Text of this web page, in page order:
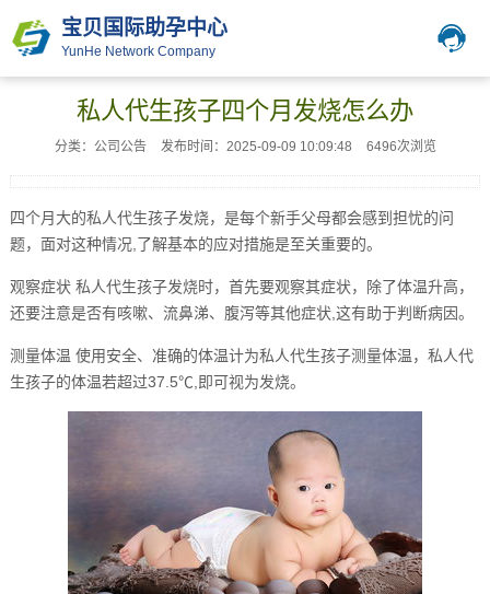
宝贝国际助孕中心
YunHe Network Company
私人代生孩子四个月发烧怎么办
分类：公司公告 发布时间：2025-09-09 10:09:48 6496次浏览
四个月大的私人代生孩子发烧，是每个新手父母都会感到担忧的问
题，面对这种情况,了解基本的应对措施是至关重要的。
观察症状 私人代生孩子发烧时，首先要观察其症状，除了体温升高，
还要注意是否有咳嗽、流鼻涕、腹泻等其他症状,这有助于判断病因。
测量体温 使用安全、准确的体温计为私人代生孩子测量体温，私人代
生孩子的体温若超过37.5℃,即可视为发烧。